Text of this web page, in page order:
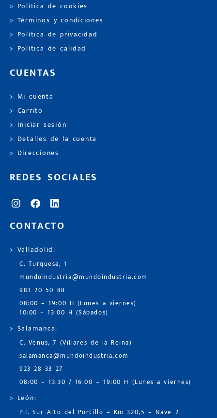
> Política de cookies
> Términos y condiciones
> Política de privacidad
> Política de calidad
CUENTAS
> Mi cuenta
> Carrito
> Iniciar sesión
> Detalles de la cuenta
> Direcciones
REDES SOCIALES
CONTACTO
> Valladolid:
C. Turquesa, 1
mundoindustria@mundoindustria.com
983 20 50 88
08:00 – 19:00 H (Lunes a viernes)
10:00 – 13:00 H (Sábados)
> Salamanca:
C. Venus, 7 (Villares de la Reina)
salamanca@mundoindustria.com
923 28 33 27
08:00 – 13:30 / 16:00 – 19:00 H (Lunes a viernes)
> León:
P.I. Sur Alto del Portillo – Km 320,5 – Nave 2